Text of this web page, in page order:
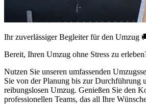
Ihr zuverlässiger Begleiter für den Umzug
Bereit, Ihren Umzug ohne Stress zu
Nutzen Sie unseren umfassenden
Sie von der Planung bis zur Durchführung
reibungslosen Umzug. Genießen Sie den
professionellen Teams, das all Ihre